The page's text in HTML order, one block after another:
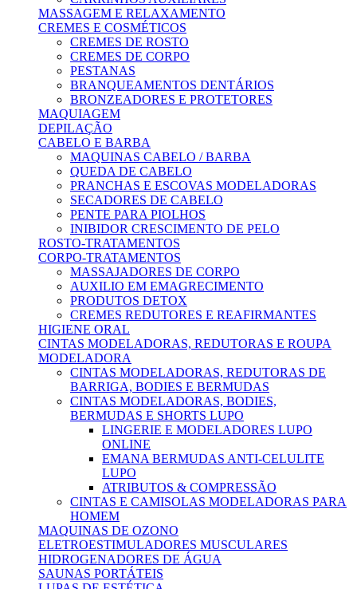
MASSAGEM E RELAXAMENTO
CREMES E COSMÉTICOS
CREMES DE ROSTO
CREMES DE CORPO
PESTANAS
BRANQUEAMENTOS DENTÁRIOS
BRONZEADORES E PROTETORES
MAQUIAGEM
DEPILAÇÃO
CABELO E BARBA
MAQUINAS CABELO / BARBA
QUEDA DE CABELO
PRANCHAS E ESCOVAS MODELADORAS
SECADORES DE CABELO
PENTE PARA PIOLHOS
INIBIDOR CRESCIMENTO DE PELO
ROSTO-TRATAMENTOS
CORPO-TRATAMENTOS
MASSAJADORES DE CORPO
AUXILIO EM EMAGRECIMENTO
PRODUTOS DETOX
CREMES REDUTORES E REAFIRMANTES
HIGIENE ORAL
CINTAS MODELADORAS, REDUTORAS E ROUPA
MODELADORA
CINTAS MODELADORAS, REDUTORAS DE
BARRIGA, BODIES E BERMUDAS
CINTAS MODELADORAS, BODIES,
BERMUDAS E SHORTS LUPO
LINGERIE E MODELADORES LUPO
ONLINE
EMANA BERMUDAS ANTI-CELULITE
LUPO
ATRIBUTOS & COMPRESSÃO
CINTAS E CAMISOLAS MODELADORAS PARA
HOMEM
MAQUINAS DE OZONO
ELETROESTIMULADORES MUSCULARES
HIDROGENADORES DE ÁGUA
SAUNAS PORTÁTEIS